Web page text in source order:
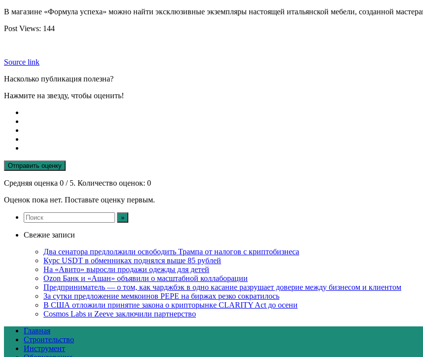
В магазине «Формула успеха» можно найти эксклюзивные экземпляры настоящей итальянской мебели, созданной
Post Views: 144
Source link
Насколько публикация полезна?
Нажмите на звезду, чтобы оценить!
Отправить оценку
Средняя оценка 0 / 5. Количество оценок: 0
Оценок пока нет. Поставьте оценку первым.
Свежие записи
Два сенатора предлолжили освободить Трампа от налогов с криптобизнеса
Курс USDT в обменниках поднялся выше 85 рублей
На «Авито» выросли продажи одежды для детей
Ozon Банк и «Ашан» объявили о масштабной коллаборации
Предприниматель — о том, как чарджбэк в одно касание разрушает доверие между бизнесом и клиентом
За сутки предложение мемкоинов PEPE на биржах резко сократилось
В США отложили принятие закона о крипторынке CLARITY Act до осени
Cosmos Labs и Zeeve заключили партнерство
Главная
Строительство
Инструмент